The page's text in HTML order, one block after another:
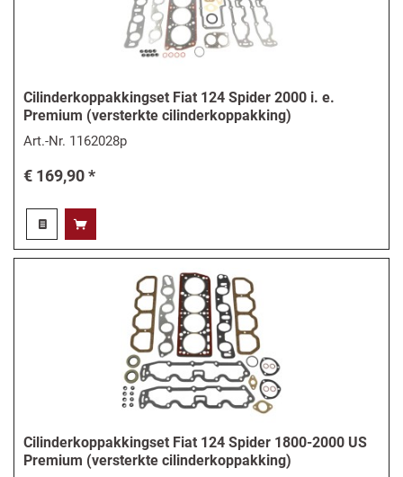
Cilinderkoppakkingset Fiat 124 Spider 2000 i. e.
Premium (versterkte cilinderkoppakking)
Art.-Nr. 1162028p
€ 169,90 *
Cilinderkoppakkingset Fiat 124 Spider 1800-2000 US
Premium (versterkte cilinderkoppakking)